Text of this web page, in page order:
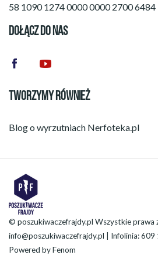
58 1090 1274 0000 0000 2700 6484
DOŁĄCZ DO NAS
TWORZYMY RÓWNIEŻ
Blog o wyrzutniach Nerfoteka.pl
© poszukiwaczefrajdy.pl Wszystkie prawa
info@poszukiwaczefrajdy.pl | Infolinia:
Powered byFenom